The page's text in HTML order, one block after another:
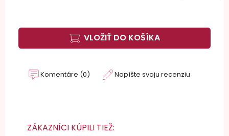
VLOŽIŤ DO KOŠÍKA
Komentáre (0) Napíšte svoju recenziu
ZÁKAZNÍCI KÚPILI TIEŽ: